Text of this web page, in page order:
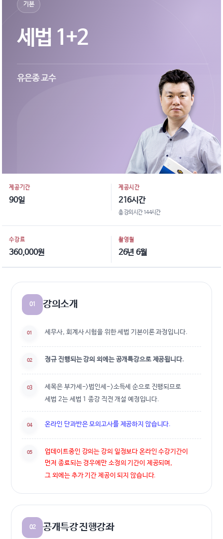
기본
세법 1+2
유은종 교수
제공기간
90일
제공시간
216시간
총 강의시간 144시간
수강료
360,000원
촬영월
26년 6월
01 강의소개
01 세무사, 회계사 시험을 위한 세법 기본이론 과정입니다.
02 정규 진행되는 강의 외에는 공개특강으로 제공됩니다.
03
세목은 부가세->법인세->소득세 순으로 진행되므로
세법 2는 세법 1 종강 직전 개설 예정입니다.
04 온라인 단과반은 모의고사를 제공하지 않습니다.
05
업데이트중인 강의는 강의 일정보다 온라인 수강기간이
먼저 종료되는 경우에만 소정의 기간이 제공되며,
그 외에는 추가 기간 제공이 되지 않습니다.
02 공개특강 진행강좌